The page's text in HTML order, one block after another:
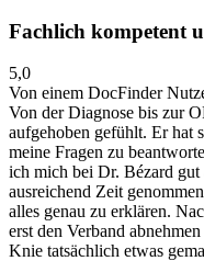
Fachlich kompetent
5,0
Von einem DocFinder
Von der Diagnose bis zur
aufgehoben gefühlt. Er hat
meine Fragen zu
ich mich bei Dr. Bézard
ausreichend Zeit
alles genau zu erklären.
erst den Verband
Knie tatsächlich etwas